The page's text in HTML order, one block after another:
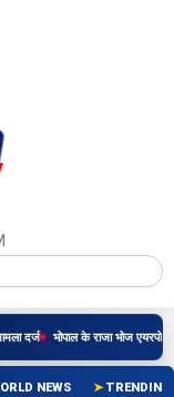
दर्ज भोपाल के राजा भोज
NEWS TRENDING